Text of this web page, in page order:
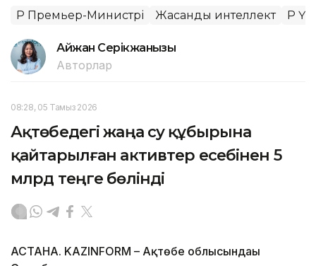
ҚР Премьер-Министрі Жасанды интеллект ҚР
Айжан Серікжанқызы
Авторлар
08:28, 05 Тамыз 2026
Ақтөбедегі жаңа су құбырына
қайтарылған активтер есебінен 5
млрд теңге бөлінді
АСТАНА. KAZINFORM – Ақтөбе облысындағы